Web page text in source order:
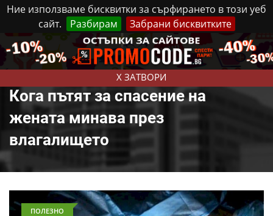
Ние използваме бисквитки за сърфирането в този уеб
сайт.
Разбирам Забрани бисквитките
X ЗАТВОРИ
Петък, 7 Август, 2026 Реклама Контакти
Кога пътят за спасение на
жената минава през
влагалището
ПОЛЕЗНО